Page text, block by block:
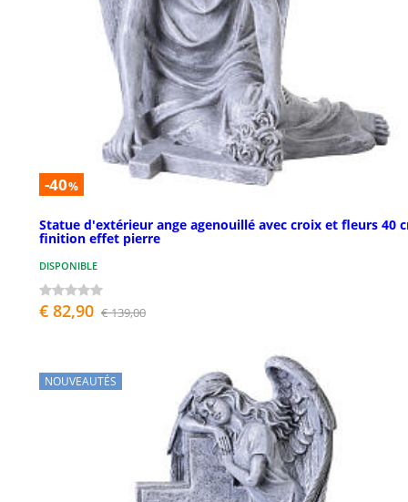
-40%
Statue d'extérieur ange agenouillé avec croix et fleurs 40
finition effet pierre
DISPONIBLE
€ 82,90 € 139,00
NOUVEAUTÉS